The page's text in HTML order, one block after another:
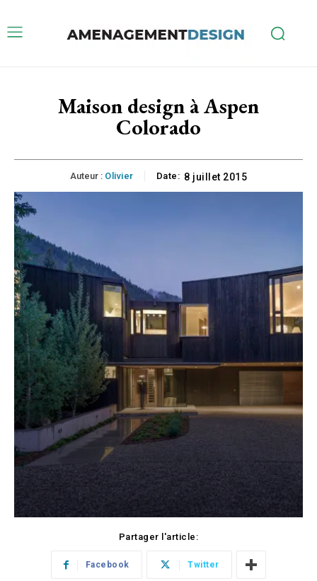
Maison design à Aspen
Colorado
Auteur : Olivier Date: 8 juillet 2015
Partager l'article:
Facebook Twitter